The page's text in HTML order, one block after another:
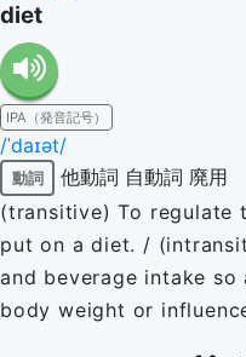
diet
IPA（発音記号）
/ˈdaɪət/
動詞 他動詞 自動詞 廃用
(transitive) To regulate
put on a diet. /
and beverage intake
body weight or